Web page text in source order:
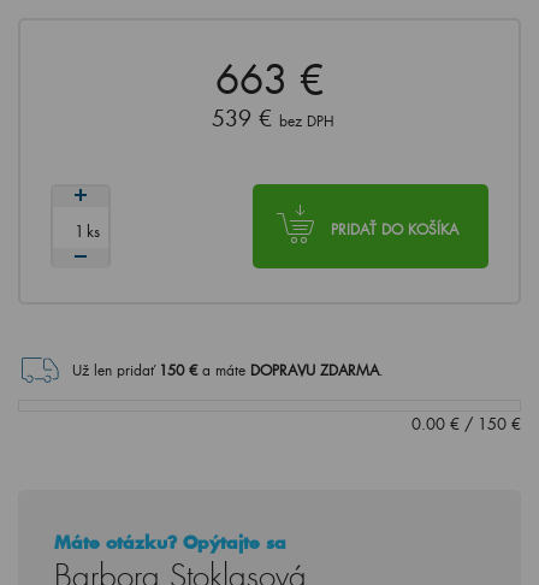
663 €
539 € bez DPH
PRIDAŤ DO KOŠÍKA
ks
Už len pridať 150€ a máte DOPRAVU ZDARMA.
0.00 € / 150 €
Máte otázku? Opýtajte sa
Barbora Stoklasová